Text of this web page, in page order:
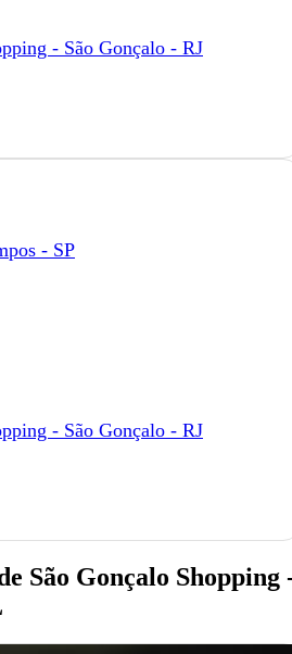
- São Gonçalo - RJ
- SP
- São Gonçalo - RJ
São Gonçalo Shopping